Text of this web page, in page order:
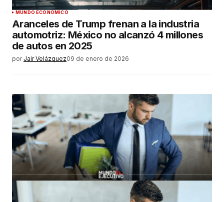
MUNDO ECONÓMICO
Aranceles de Trump frenan a la industria
automotriz: México no alcanzó 4 millones
de autos en 2025
por Jair Velázquez09 de enero de 2026